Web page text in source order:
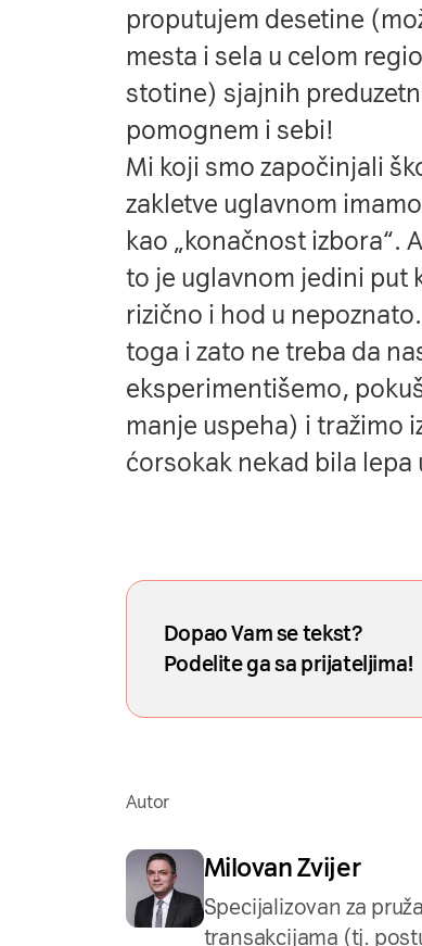
proputujem desetine
mesta i sela u celom
stotine) sjajnih
pomognem i sebi!
Mi koji smo započinjali
zakletve uglavnom
kao „konačnost izbora“.
to je uglavnom jedini put
rizično i hod u
toga i zato ne treba da
eksperimentišemo,
manje uspeha) i tražimo
ćorsokak nekad bila lepa
Dopao Vam se tekst?
Podelite ga sa prijateljima!
Autor
Milovan Zvijer
Specijalizovan za
transakcijama (tj.